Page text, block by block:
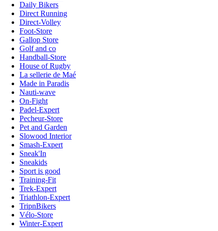
Daily Bikers
Direct Running
Direct-Volley
Foot-Store
Gallop Store
Golf and co
Handball-Store
House of Rugby
La sellerie de Maé
Made in Paradis
Nauti-wave
On-Fight
Padel-Expert
Pecheur-Store
Pet and Garden
Slowood Interior
Smash-Expert
Sneak'In
Sneakids
Sport is good
Training-Fit
Trek-Expert
Triathlon-Expert
TripnBikers
Vélo-Store
Winter-Expert